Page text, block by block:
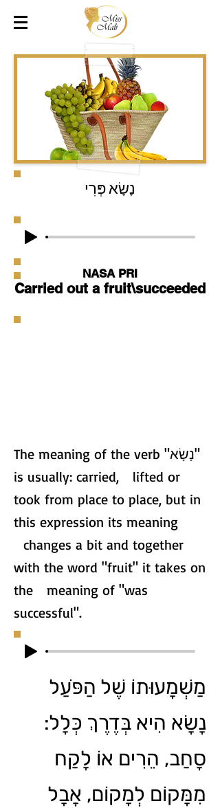
נָשָׂא פְּרִי
NASA PRI
Carried out a fruit\succeeded
The meaning of the verb "נָשָׂא"
is usually: carried, lifted or
took from place to place, but in
this expression its meaning
changes a bit and together
with the word "fruit" it takes on
the meaning of "was
successful".
מַשְׁמָעוּתוֹ שֶׁל הַפֹּעַל
נָשָׂא הִיא בְּדֶרֶךְ כְּלָל:
סָחַב, הֵרִים אוֹ לָקַח
מִמָּקוֹם לְמָקוֹם, אֲבָל